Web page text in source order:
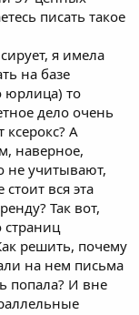
писать такое
я имела
на базе
юрлица) то
дело очень
А
наверное,
не учитывают,
вся эта
Так вот,
страниц
решить, почему
на нем письма
попала? И вне